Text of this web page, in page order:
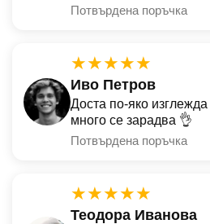
Потвърдена поръчка
★★★★★
Иво Петров
Доста по-яко
много се зарадва 👌
Потвърдена поръчка
★★★★★
Теодора Иванова